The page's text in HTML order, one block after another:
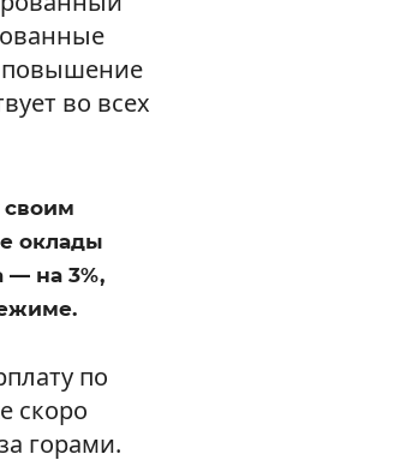
повышение
во всех
оклады
— на 3%,
по
скоро
горами.